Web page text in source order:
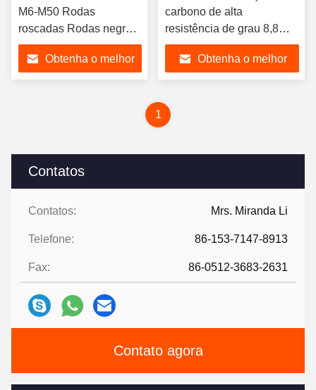
Contatos
Contatos: Mrs. Miranda Li
Telefone: 86-153-7147-8913
Fax: 86-0512-3683-2631
Contato agora
M6-M50 Rodas
roscadas Rodas negras
Metal final 1.25 d
parafuso de barra dupla
Obtenha o melhor
carbono de alta
resistência de grau 8,8
M10 Full Thread Stud
Black Zinc Plating Rod
M2-M24 com acabamento
Obtenha o melhor
1